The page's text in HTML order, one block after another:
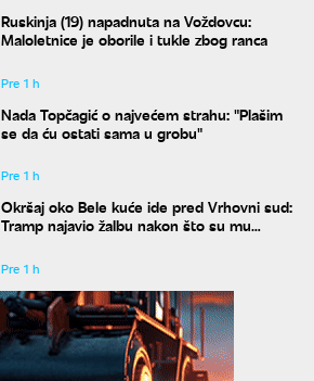
Ruskinja (19) napadnuta na Voždovcu:
Maloletnice je oborile i tukle zbog ranca
Pre 1 h
Nada Topčagić o najvećem strahu: "Plašim
se da ću ostati sama u grobu"
Pre 1 h
Okršaj oko Bele kuće ide pred Vrhovni sud:
Tramp najavio žalbu nakon što su mu
Pre 1 h